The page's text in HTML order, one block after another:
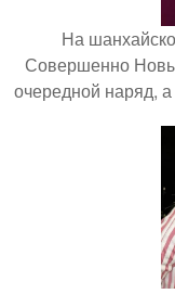
На
Совершенно
очередной наряд,